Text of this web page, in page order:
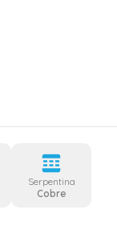
Serpentina
Cobre